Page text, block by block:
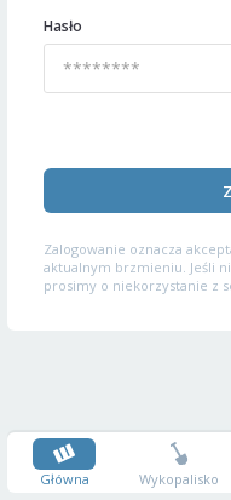
Hasło
Zalogowanie oznacza
aktualnym brzmieniu. Jeśli
prosimy o niekorzystanie z
Główna Wykopalisko